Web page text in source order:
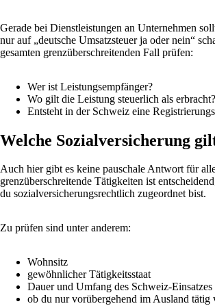
Gerade bei Dienstleistungen an Unternehmen
nur auf „deutsche Umsatzsteuer ja oder nein“
gesamten grenzüberschreitenden Fall prüfen:
Wer ist Leistungsempfänger?
Wo gilt die Leistung steuerlich als erbracht?
Entsteht in der Schweiz eine
Welche Sozialversicherung
Auch hier gibt es keine pauschale Antwort für
grenzüberschreitende Tätigkeiten ist
du sozialversicherungsrechtlich zugeordnet bist.
Zu prüfen sind unter anderem:
Wohnsitz
gewöhnlicher Tätigkeitsstaat
Dauer und Umfang des Schweiz-Einsatzes
ob du nur vorübergehend im Ausland tätig